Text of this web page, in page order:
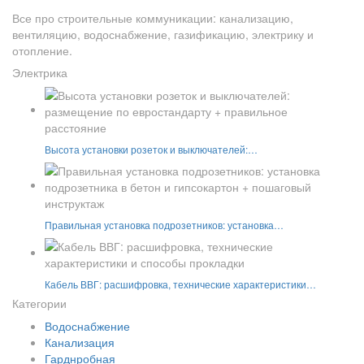
Все про строительные коммуникации: канализацию,
вентиляцию, водоснабжение, газификацию, электрику и
отопление.
Электрика
Высота установки розеток и выключателей:…
Правильная установка подрозетников: установка…
Кабель ВВГ: расшифровка, технические характеристики…
Категории
Водоснабжение
Канализация
Гарднробная